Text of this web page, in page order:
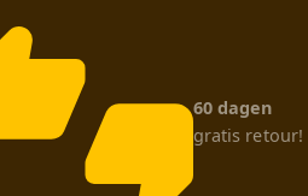
60 dagen
gratis retour!